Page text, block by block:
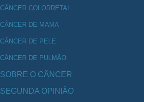
CÂNCER COLORRETAL
CÂNCER DE MAMA
CÂNCER DE PELE
CÂNCER DE PULMÃO
SOBRE O CÂNCER
SEGUNDA OPINIÃO